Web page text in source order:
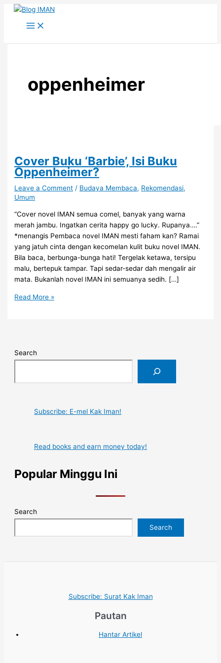
Skip
content
oppenheimer
Cover Buku ‘Barbie’, Isi Buku
Oppenheimer?
Leave a Comment / Budaya Membaca, Rekomendasi,
Umum
“Cover novel IMAN semua comel, banyak yang warna
merah jambu. Ingatkan cerita happy go lucky. Rupanya….”
*menangis Pembaca novel IMAN mesti faham kan? Ramai
yang jatuh cinta dengan kecomelan kulit buku novel IMAN.
Bila baca, berbunga-bunga hati! Tergelak ketawa, tersipu
malu, bertepuk tampar. Tapi sedar-sedar dah mengalir air
mata. Bukanlah novel IMAN ini semuanya sedih. […]
Cover
Oppenheimer?
Read More »
Search
Subscribe: E-mel Kak Iman!
Read books and earn money today!
Popular Minggu Ini
Search
Search
Subscribe: Surat Kak Iman
Pautan
Hantar Artikel